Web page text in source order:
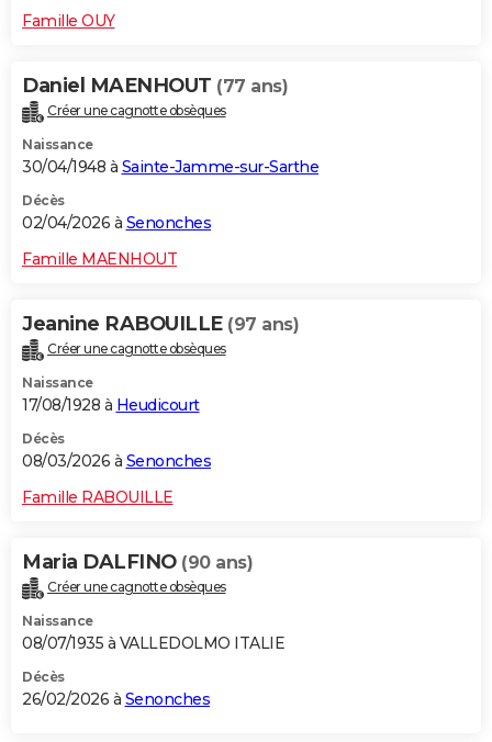
Famille OUY
Daniel MAENHOUT (77 ans)
Créer une cagnotte obsèques
Naissance
30/04/1948 à Sainte-Jamme-sur-Sarthe
Décès
02/04/2026 à Senonches
Famille MAENHOUT
Jeanine RABOUILLE (97 ans)
Créer une cagnotte obsèques
Naissance
17/08/1928 à Heudicourt
Décès
08/03/2026 à Senonches
Famille RABOUILLE
Maria DALFINO (90 ans)
Créer une cagnotte obsèques
Naissance
08/07/1935 à VALLEDOLMO ITALIE
Décès
26/02/2026 à Senonches